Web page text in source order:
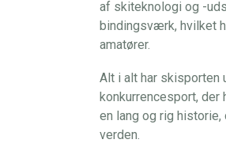
af skiteknologi og -
bindingsværk, hvilket
amatører.
Alt i alt har skisporten
konkurrencesport,
en lang og rig
verden.